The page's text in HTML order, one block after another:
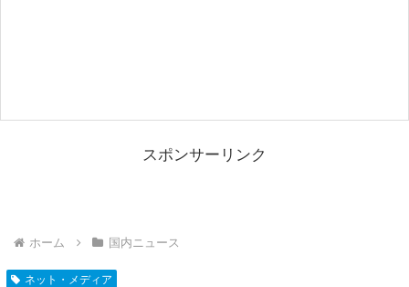
スポンサーリンク
ホーム 国内ニュース
ネット・メディア